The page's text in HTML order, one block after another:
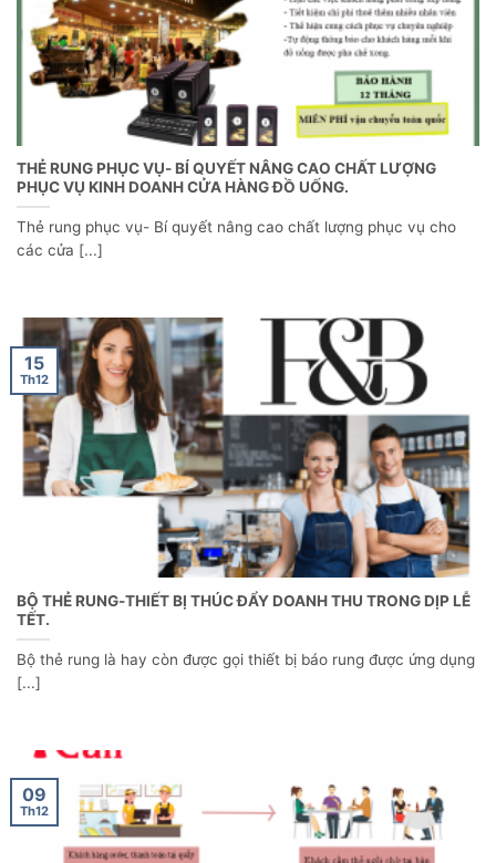
THẺ RUNG PHỤC VỤ- BÍ QUYẾT NÂNG CAO CHẤT LƯỢNG
PHỤC VỤ KINH DOANH CỬA HÀNG ĐỒ UỐNG.
Thẻ rung phục vụ- Bí quyết nâng cao chất lượng phục vụ cho
các cửa [...]
BỘ THẺ RUNG-THIẾT BỊ THÚC ĐẨY DOANH THU TRONG DỊP LỄ
TẾT.
Bộ thẻ rung là hay còn được gọi thiết bị báo rung được ứng dụng
[...]
15
Th12
09
Th12